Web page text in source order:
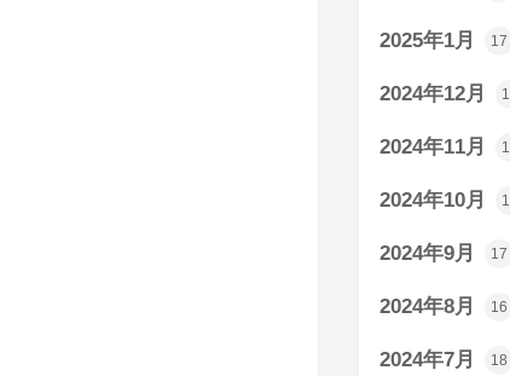
2025年1月 17
2024年12月
2024年11月
2024年10月
2024年9月 17
2024年8月 16
2024年7月 18